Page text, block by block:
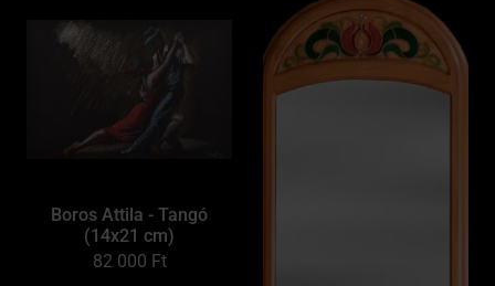
Boros Attila - Tangó
(14x21 cm)
82 000 Ft